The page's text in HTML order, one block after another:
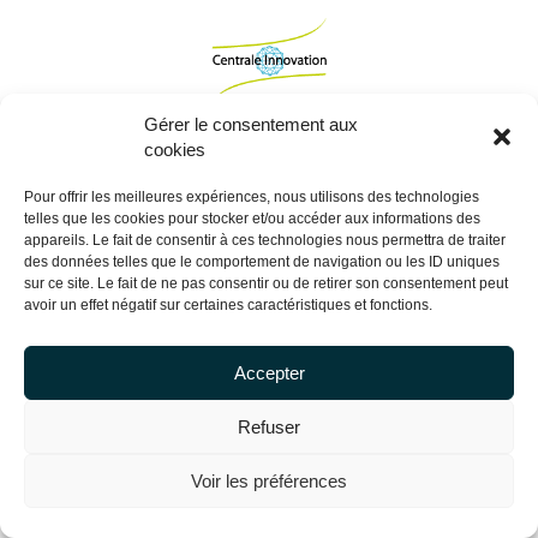
Gérer le consentement aux
cookies
Pour offrir les meilleures expériences, nous utilisons des technologies
telles que les cookies pour stocker et/ou accéder aux informations des
appareils. Le fait de consentir à ces technologies nous permettra de traiter
des données telles que le comportement de navigation ou les ID uniques
sur ce site. Le fait de ne pas consentir ou de retirer son consentement peut
avoir un effet négatif sur certaines caractéristiques et fonctions.
Accepter
Refuser
Voir les préférences
Copyright Centrale Innovation © 2026 |Mentions légales